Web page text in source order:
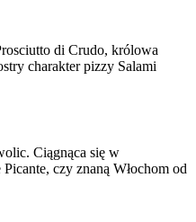
di Crudo, królowa
charakter pizzy Salami
Ciągnąca się w
czy znaną Włochom od